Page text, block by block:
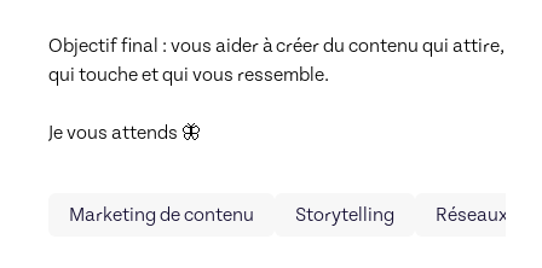
Objectif final : vous aider à créer du contenu qui attire,
qui touche et qui vous ressemble.
Je vous attends 🦋
Marketing de contenu Storytelling Réseaux